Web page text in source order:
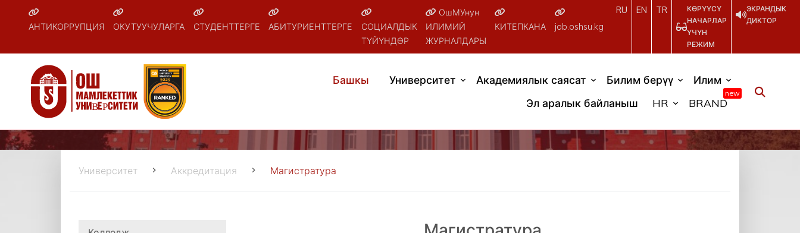
АНТИКОРРУПЦИЯ ОКУТУУЧУЛАРГА СТУДЕНТТЕРГЕ АБИТУРИЕНТТЕРГЕ
СОЦИАЛДЫК
ТҮЙҮНДӨР
ОшМУнун
ИЛИМИЙ
ЖУРНАЛДАРЫ
КИТЕПКАНА job.oshsu.kg
RU EN TR
КӨРҮҮСҮ
НАЧАРЛАР
ҮЧҮН
РЕЖИМ
ЭКРАНДЫК
ДИКТОР
Башкы Университет Академиялык саясат Билим берүү
Илим
Эл аралык байланыш
HR BRAND
new
Университет Аккредитация Магистратура